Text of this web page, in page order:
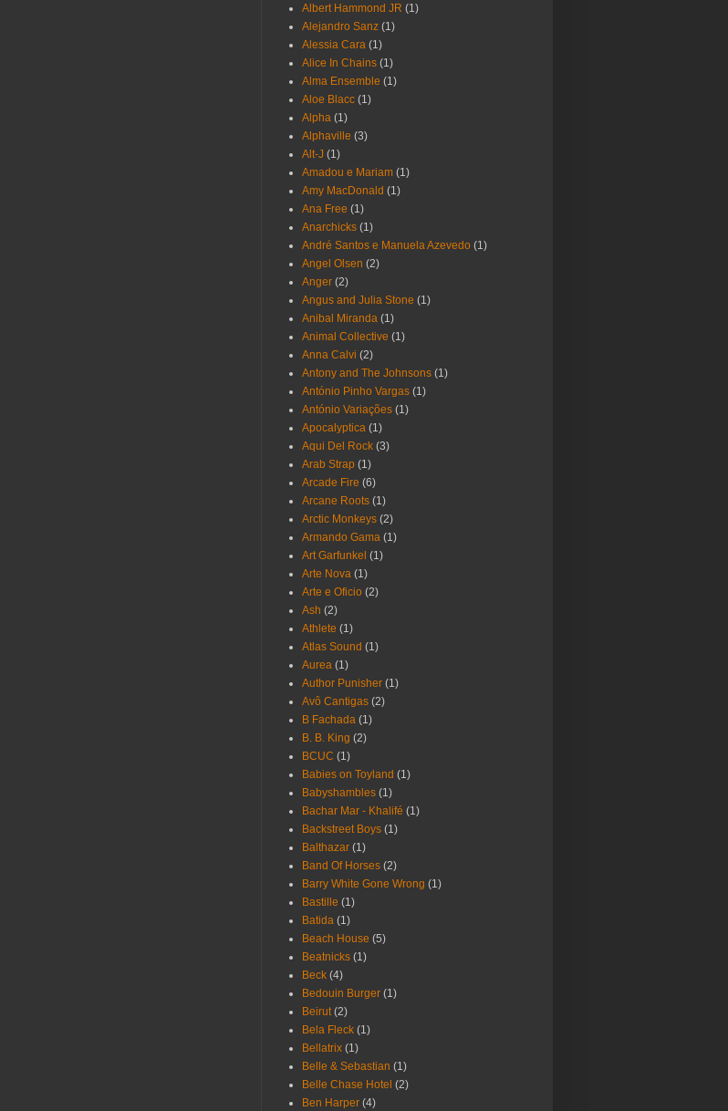
Albert Hammond JR (1)
Alejandro Sanz (1)
Alessia Cara (1)
Alice In Chains (1)
Alma Ensemble (1)
Aloe Blacc (1)
Alpha (1)
Alphaville (3)
Alt-J (1)
Amadou e Mariam (1)
Amy MacDonald (1)
Ana Free (1)
Anarchicks (1)
André Santos e Manuela Azevedo (1)
Angel Olsen (2)
Anger (2)
Angus and Julia Stone (1)
Anibal Miranda (1)
Animal Collective (1)
Anna Calvi (2)
Antony and The Johnsons (1)
António Pinho Vargas (1)
António Variações (1)
Apocalyptica (1)
Aqui Del Rock (3)
Arab Strap (1)
Arcade Fire (6)
Arcane Roots (1)
Arctic Monkeys (2)
Armando Gama (1)
Art Garfunkel (1)
Arte Nova (1)
Arte e Oficio (2)
Ash (2)
Athlete (1)
Atlas Sound (1)
Aurea (1)
Author Punisher (1)
Avô Cantigas (2)
B Fachada (1)
B. B. King (2)
BCUC (1)
Babies on Toyland (1)
Babyshambles (1)
Bachar Mar - Khalifé (1)
Backstreet Boys (1)
Balthazar (1)
Band Of Horses (2)
Barry White Gone Wrong (1)
Bastille (1)
Batida (1)
Beach House (5)
Beatnicks (1)
Beck (4)
Bedouin Burger (1)
Beirut (2)
Bela Fleck (1)
Bellatrix (1)
Belle & Sebastian (1)
Belle Chase Hotel (2)
Ben Harper (4)